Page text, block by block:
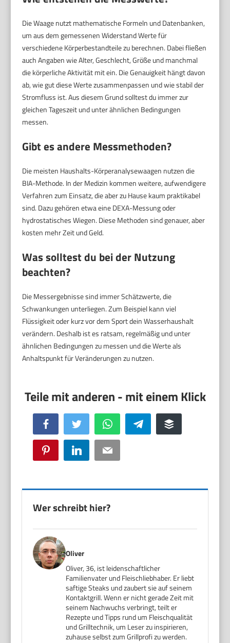
Die Waage nutzt mathematische Formeln und Datenbanken,
um aus dem gemessenen Widerstand Werte für
verschiedene Körperbestandteile zu berechnen. Dabei fließen
auch Angaben wie Alter, Geschlecht, Größe und manchmal
die körperliche Aktivität mit ein. Die Genauigkeit hängt davon
ab, wie gut diese Werte zusammenpassen und wie stabil der
Stromfluss ist. Aus diesem Grund solltest du immer zur
gleichen Tageszeit und unter ähnlichen Bedingungen
messen.
Gibt es andere Messmethoden?
Die meisten Haushalts-Körperanalysewaagen nutzen die
BIA-Methode. In der Medizin kommen weitere, aufwendigere
Verfahren zum Einsatz, die aber zu Hause kaum praktikabel
sind. Dazu gehören etwa eine DEXA-Messung oder
hydrostatisches Wiegen. Diese Methoden sind genauer, aber
kosten mehr Zeit und Geld.
Was solltest du bei der Nutzung
beachten?
Die Messergebnisse sind immer Schätzwerte, die
Schwankungen unterliegen. Zum Beispiel kann viel
Flüssigkeit oder kurz vor dem Sport dein Wasserhaushalt
verändern. Deshalb ist es ratsam, regelmäßig und unter
ähnlichen Bedingungen zu messen und die Werte als
Anhaltspunkt für Veränderungen zu nutzen.
Facebook Twitter WhatsApp Telegram Buffer
Pinterest LinkedIn Email
Wer schreibt hier?
Oliver
Oliver, 36, ist leidenschaftlicher
Familienvater und Fleischliebhaber. Er liebt
saftige Steaks und zaubert sie auf seinem
Kontaktgrill. Wenn er nicht gerade Zeit mit
seinem Nachwuchs verbringt, teilt er
Rezepte und Tipps rund um Fleischqualität
und Grilltechnik, um Leser zu inspirieren,
zuhause selbst zum Grillprofi zu werden.